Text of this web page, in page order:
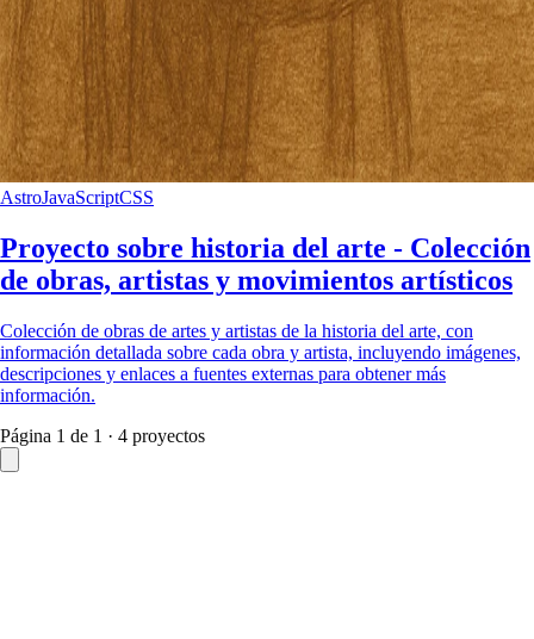
AstroJavaScriptCSS
Proyecto sobre historia del arte - Colección
de obras, artistas y movimientos artísticos
Colección de obras de artes y artistas de la historia del arte, con
información detallada sobre cada obra y artista, incluyendo imágenes,
descripciones y enlaces a fuentes externas para obtener más
información.
Página 1 de 1 · 4 proyectos